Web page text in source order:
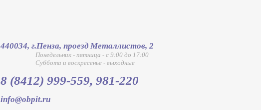
440034, г.Пенза, проезд Металлистов, 2
Понедельник - пятница - с 9:00 до 17:00
Суббота и воскресенье - выходные
8 (8412) 999-559, 981-220
info@obpit.ru